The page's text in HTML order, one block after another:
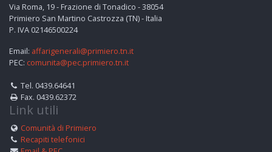
Via Roma, 19 - Frazione di Tonadico - 38054
Primiero San Martino Castrozza (TN) - Italia
P. IVA 02146500224
Email: affarigenerali@primiero.tn.it
PEC: comunita@pec.primiero.tn.it
Tel. 0439.64641
Fax. 0439.62372
Link utili
Comunità di Primiero
Recapiti telefonici